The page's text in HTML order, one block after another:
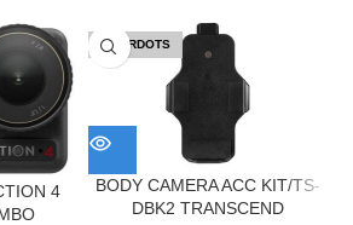
4
IZPĀRDOTS
BODY CAMERA ACC KIT/TS-
DBK2 TRANSCEND